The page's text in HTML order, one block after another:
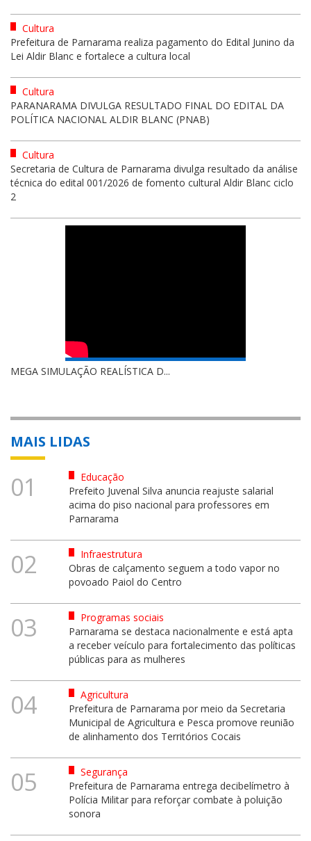
Cultura
Prefeitura de Parnarama realiza pagamento do Edital Junino da
Lei Aldir Blanc e fortalece a cultura local
Cultura
PARANARAMA DIVULGA RESULTADO FINAL DO EDITAL DA
POLÍTICA NACIONAL ALDIR BLANC (PNAB)
Cultura
Secretaria de Cultura de Parnarama divulga resultado da análise
técnica do edital 001/2026 de fomento cultural Aldir Blanc ciclo
2
MEGA SIMULAÇÃO REALÍSTICA D...
MAIS LIDAS
01
Educação
Prefeito Juvenal Silva anuncia reajuste salarial
acima do piso nacional para professores em
Parnarama
02
Infraestrutura
Obras de calçamento seguem a todo vapor no
povoado Paiol do Centro
03
Programas sociais
Parnarama se destaca nacionalmente e está apta
a receber veículo para fortalecimento das políticas
públicas para as mulheres
04
Agricultura
Prefeitura de Parnarama por meio da Secretaria
Municipal de Agricultura e Pesca promove reunião
de alinhamento dos Territórios Cocais
05
Segurança
Prefeitura de Parnarama entrega decibelímetro à
Polícia Militar para reforçar combate à poluição
sonora